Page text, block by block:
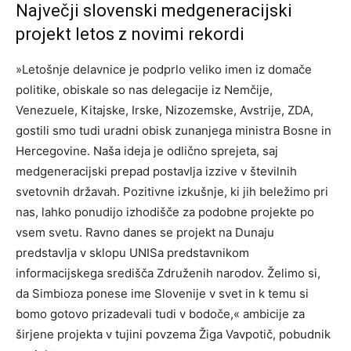
Največji slovenski medgeneracijski
projekt letos z novimi rekordi
»Letošnje delavnice je podprlo veliko imen iz domače
politike, obiskale so nas delegacije iz Nemčije,
Venezuele, Kitajske, Irske, Nizozemske, Avstrije, ZDA,
gostili smo tudi uradni obisk zunanjega ministra Bosne in
Hercegovine. Naša ideja je odlično sprejeta, saj
medgeneracijski prepad postavlja izzive v številnih
svetovnih državah. Pozitivne izkušnje, ki jih beležimo pri
nas, lahko ponudijo izhodišče za podobne projekte po
vsem svetu. Ravno danes se projekt na Dunaju
predstavlja v sklopu UNISa predstavnikom
informacijskega središča Združenih narodov. Želimo si,
da Simbioza ponese ime Slovenije v svet in k temu si
bomo gotovo prizadevali tudi v bodoče,« ambicije za
širjene projekta v tujini povzema Žiga Vavpotič, pobudnik